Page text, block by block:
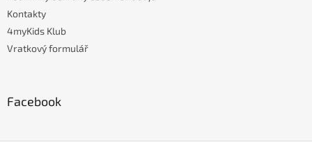
Kontakty
4myKids Klub
Vratkový formulář
Facebook